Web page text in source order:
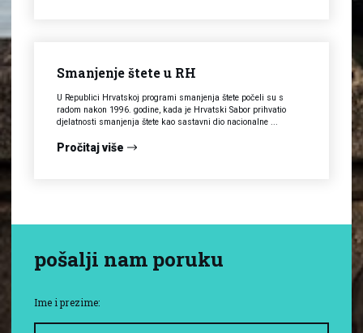
Smanjenje štete u RH
U Republici Hrvatskoj programi smanjenja štete počeli su s
radom nakon 1996. godine, kada je Hrvatski Sabor prihvatio
djelatnosti smanjenja štete kao sastavni dio nacionalne ...
Pročitaj više
pošalji nam poruku
Ime i prezime: